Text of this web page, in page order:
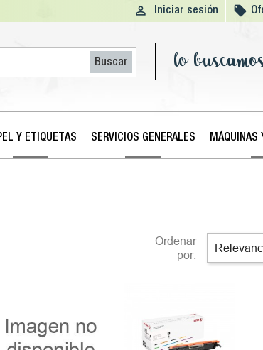
 Iniciar sesión 
Buscar lo
Y ETIQUETAS SERVICIOS GENERALES MÁQUINAS
Ordenar
por: